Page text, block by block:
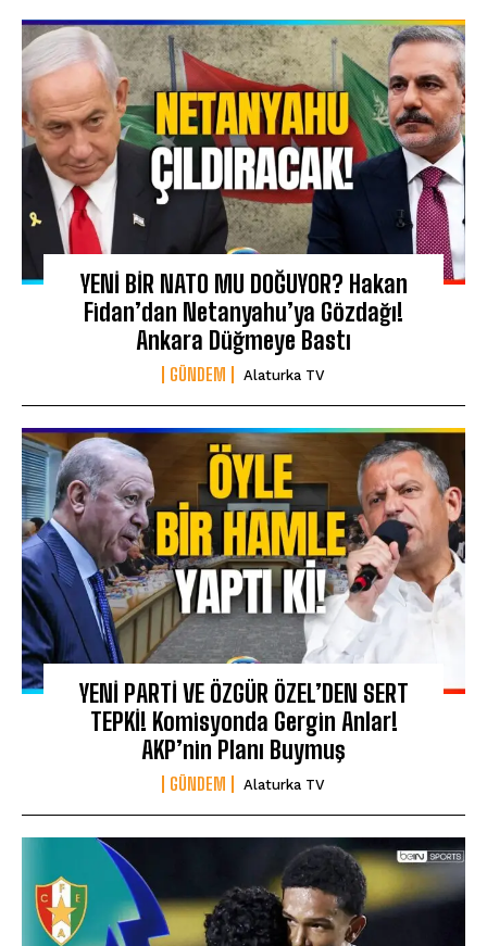
YENİ BİR NATO MU DOĞUYOR? Hakan
Fidan’dan Netanyahu’ya Gözdağı!
Ankara Düğmeye Bastı
GÜNDEM Alaturka TV
YENİ PARTİ VE ÖZGÜR ÖZEL’DEN SERT
TEPKİ! Komisyonda Gergin Anlar!
AKP’nin Planı Buymuş
GÜNDEM Alaturka TV